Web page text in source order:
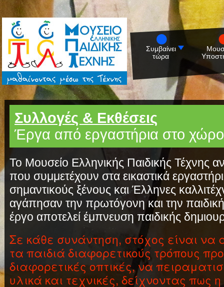
Συμβαίνει
τώρα
Συλλογές & Εκθέσεις
Έργα από εργαστήρια στο
Το Μουσείο Ελληνικής Παιδικής Τέχνης
που συμμετέχουν στα εικαστικά
σημαντικούς ξένους και Έλληνες
αγάπησαν την πρωτόγονη και την
έργο αποτελεί έμπνευση παιδικής
Σε κάθε συνάντηση, στόχος είναι
τα παιδιά διαφορετικούς τρόπους
διαφορετικές οπτικές, να
υλικά και τεχνικές, δείχνοντας πως